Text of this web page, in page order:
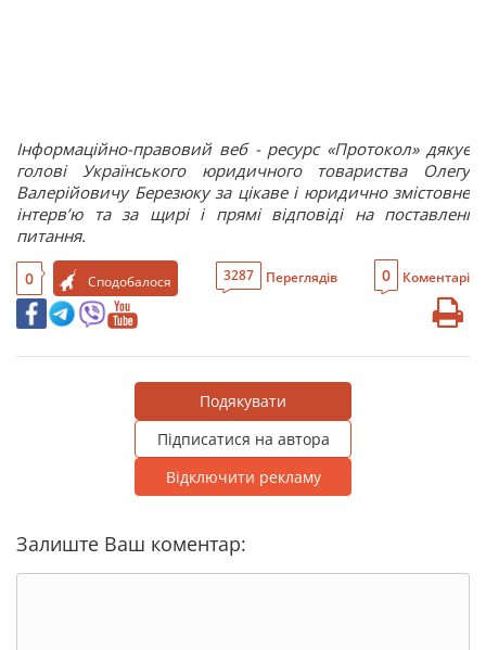
Інформаційно-правовий веб - ресурс «Протокол» дякує
голові Українського юридичного товариства Олегу
Валерійовичу Березюку за цікаве і юридично змістовне
інтерв’ю та за щирі і прямі відповіді на поставлені
питання.
0 Сподобалося 3287 Переглядів 0 Коментарі
Подякувати
Підписатися на автора
Відключити рекламу
Залиште Ваш коментар: